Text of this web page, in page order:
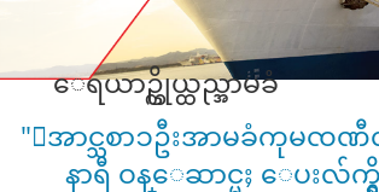
ေရယာဥ္ကိုယ္ထည္အာမခံ
"ေအာင္သစာၥဦးအာမခံကုမၸ
နာရီ ဝန္ေဆာင္မႈ ေပးလ်